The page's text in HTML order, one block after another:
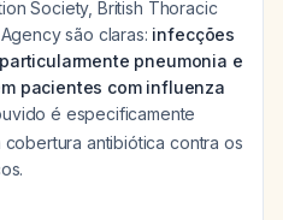
Society, British Thoracic
são claras: infecções
pneumonia e
pacientes com influenza
é especificamente
antibiótica contra os